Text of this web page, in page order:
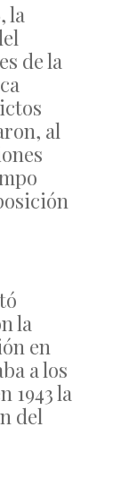
la
de la
al
la
en
a los
1943 la
del